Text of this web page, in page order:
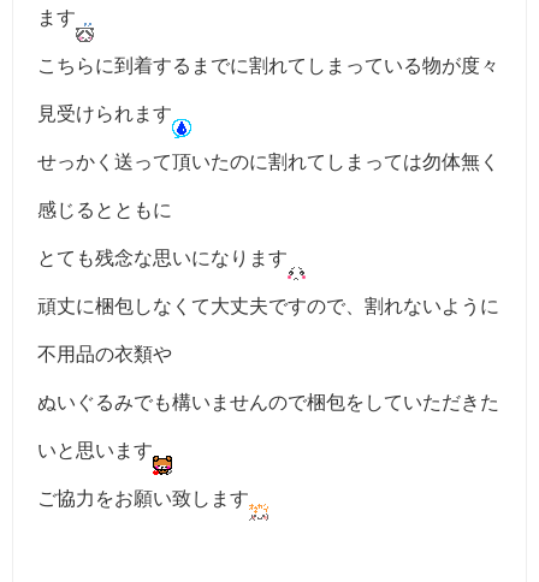
ます
こちらに到着するまでに割れてしまっている物が度々
見受けられます
せっかく送って頂いたのに割れてしまっては勿体無く
感じるとともに
とても残念な思いになります
頑丈に梱包しなくて大丈夫ですので、割れないように
不用品の衣類や
ぬいぐるみでも構いませんので梱包をしていただきた
いと思います
ご協力をお願い致します